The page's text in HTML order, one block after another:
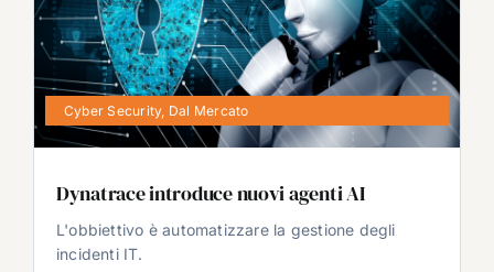
Cyber Security, Dal Mercato
Dynatrace introduce nuovi agenti AI
L'obbiettivo è automatizzare la gestione degli
incidenti IT.